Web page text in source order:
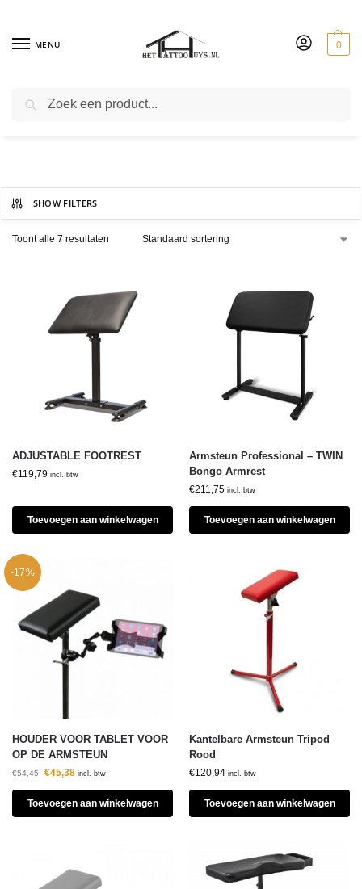
MENU 0
SHOW FILTERS
Toont alle 7 resultaten
ADJUSTABLE FOOTREST
€119,79 incl. btw
Toevoegen aan winkelwagen
Armsteun Professional – TWIN
Bongo Armrest
€211,75 incl. btw
Toevoegen aan winkelwagen
-17%
HOUDER VOOR TABLET VOOR
OP DE ARMSTEUN
€54,45 €45,38 incl. btw
Toevoegen aan winkelwagen
Kantelbare Armsteun Tripod
Rood
€120,94 incl. btw
Toevoegen aan winkelwagen